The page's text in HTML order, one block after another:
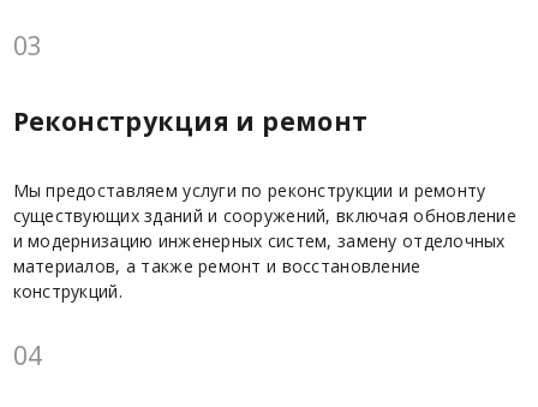
03
Реконструкция и ремонт
Мы предоставляем услуги по реконструкции и ремонту
существующих зданий и сооружений, включая обновление
и модернизацию инженерных систем, замену отделочных
материалов, а также ремонт и восстановление
конструкций.
04